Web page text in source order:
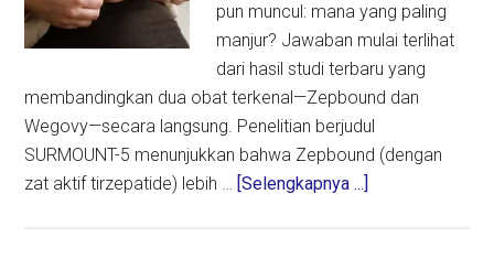
pun muncul: mana yang paling
manjur? Jawaban mulai terlihat
dari hasil studi terbaru yang
membandingkan dua obat terkenal—Zepbound dan
Wegovy—secara langsung. Penelitian berjudul
SURMOUNT-5 menunjukkan bahwa Zepbound (dengan
zat aktif tirzepatide) lebih … [Selengkapnya ...]